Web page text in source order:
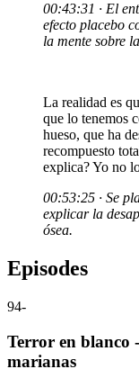
00:43:31 · El
efecto placebo
la mente sobre
La realidad es
que lo tenemos
hueso, que ha
recompuesto
explica? Yo no
00:53:25 · Se
explicar la
ósea.
Episodes
94-
Terror en blanco
marianas